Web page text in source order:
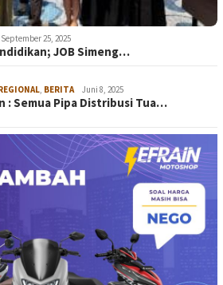
September 25, 2025
JOB Simeng…
BERITA Juni 8, 2025
: Semua Pipa Distribusi Tua…